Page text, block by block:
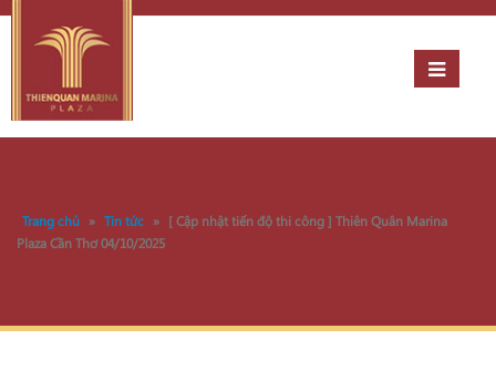
Trang chủ » Tin tức » [ Cập nhật tiến độ thi công ] Thiên Quân Marina
Plaza Cần Thơ 04/10/2025